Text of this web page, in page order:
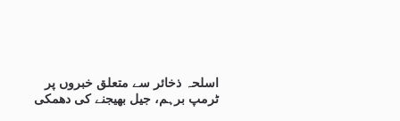
اسلحہ ذخائر سے متعلق خبروں پر
ٹرمپ برہم، جیل بھیجنے کی دھمکی